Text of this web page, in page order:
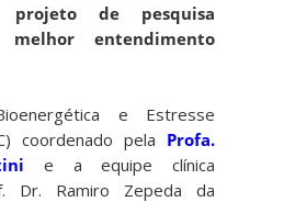
projeto de pesquisa
entendimento
e Estresse
coordenado pela Profa.
e a equipe clínica
Dr. Ramiro Zepeda da